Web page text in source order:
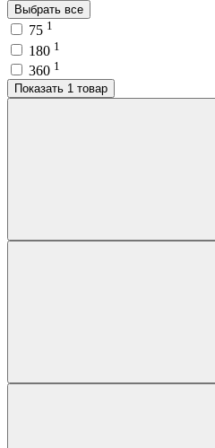
Выбрать все
75 1
180 1
360 1
Показать 1 товар